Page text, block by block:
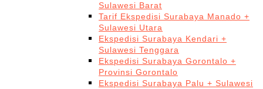
Sulawesi Barat
Tarif Ekspedisi Surabaya Manado +
Sulawesi Utara
Ekspedisi Surabaya Kendari +
Sulawesi Tenggara
Ekspedisi Surabaya Gorontalo +
Provinsi Gorontalo
Ekspedisi Surabaya Palu + Sulawesi